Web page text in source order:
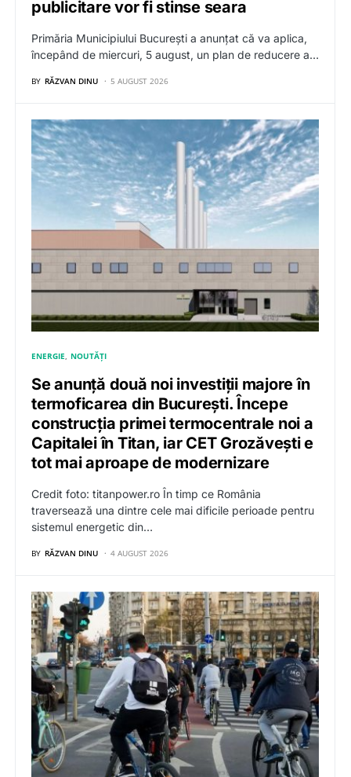
publicitare vor fi stinse seara
Primăria Municipiului București a anunțat că va aplica,
începând de miercuri, 5 august, un plan de reducere a…
BY RĂZVAN DINU 5 AUGUST 2026
ENERGIE NOUTĂȚI
Se anunță două noi investiții majore în
termoficarea din București. Începe
construcția primei termocentrale noi a
Capitalei în Titan, iar CET Grozăvești e
tot mai aproape de modernizare
Credit foto: titanpower.ro În timp ce România
traversează una dintre cele mai dificile perioade pentru
sistemul energetic din…
BY RĂZVAN DINU 4 AUGUST 2026